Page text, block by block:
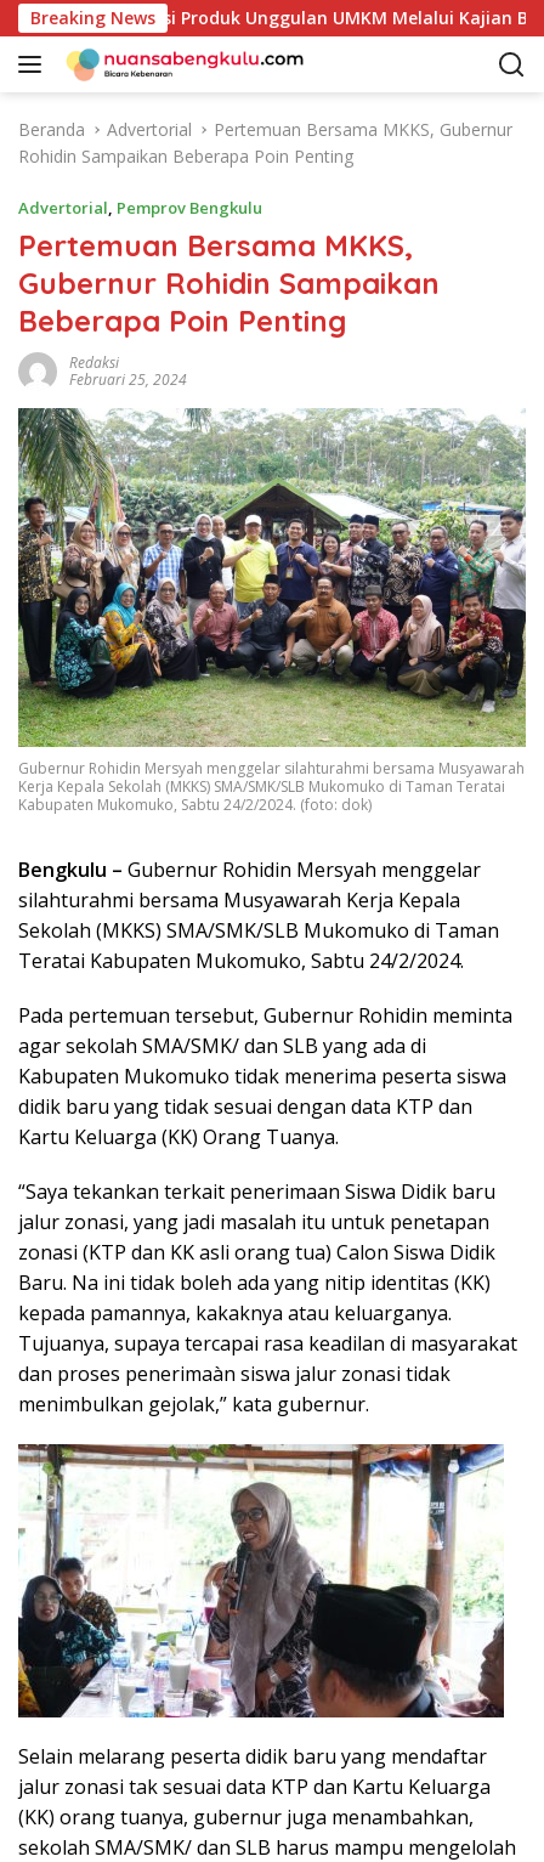
a
Breaking News
Potensi Produk Unggulan UMKM Melalui Kajian Bank
Beranda Advertorial
Pertemuan Bersama MKKS, Gubernur
Rohidin Sampaikan Beberapa Poin Penting
Advertorial, Pemprov Bengkulu
Pertemuan Bersama MKKS,
Gubernur Rohidin Sampaikan
Beberapa Poin Penting
Redaksi
Februari 25, 2024
Gubernur Rohidin Mersyah menggelar silahturahmi bersama Musyawarah
Kerja Kepala Sekolah (MKKS) SMA/SMK/SLB Mukomuko di Taman Teratai
Kabupaten Mukomuko, Sabtu 24/2/2024. (foto: dok)
Bengkulu – Gubernur Rohidin Mersyah menggelar
silahturahmi bersama Musyawarah Kerja Kepala
Sekolah (MKKS) SMA/SMK/SLB Mukomuko di Taman
Teratai Kabupaten Mukomuko, Sabtu 24/2/2024.
Pada pertemuan tersebut, Gubernur Rohidin meminta
agar sekolah SMA/SMK/ dan SLB yang ada di
Kabupaten Mukomuko tidak menerima peserta siswa
didik baru yang tidak sesuai dengan data KTP dan
Kartu Keluarga (KK) Orang Tuanya.
“Saya tekankan terkait penerimaan Siswa Didik baru
jalur zonasi, yang jadi masalah itu untuk penetapan
zonasi (KTP dan KK asli orang tua) Calon Siswa Didik
Baru. Na ini tidak boleh ada yang nitip identitas (KK)
kepada pamannya, kakaknya atau keluarganya.
Tujuanya, supaya tercapai rasa keadilan di masyarakat
dan proses penerimaàn siswa jalur zonasi tidak
menimbulkan gejolak,” kata gubernur.
Selain melarang peserta didik baru yang mendaftar
jalur zonasi tak sesuai data KTP dan Kartu Keluarga
(KK) orang tuanya, gubernur juga menambahkan,
sekolah SMA/SMK/ dan SLB harus mampu mengelolah